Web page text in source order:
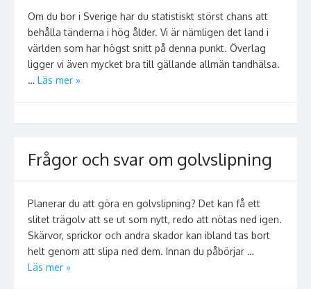
Om du bor i Sverige har du statistiskt störst chans att
behålla tänderna i hög ålder. Vi är nämligen det land i
världen som har högst snitt på denna punkt. Överlag
ligger vi även mycket bra till gällande allmän tandhälsa.
… Läs mer »
Frågor och svar om golvslipning
Planerar du att göra en golvslipning? Det kan få ett
slitet trägolv att se ut som nytt, redo att nötas ned igen.
Skärvor, sprickor och andra skador kan ibland tas bort
helt genom att slipa ned dem. Innan du påbörjar …
Läs mer »